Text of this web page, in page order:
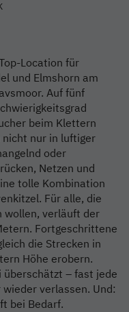
Location für
und Elmshorn am
Auf fünf
beim Klettern
nicht nur in luftiger
oder
Netzen und
tolle Kombination
Für alle, die
wollen, verläuft der
Fortgeschrittene
die Strecken in
Höhe erobern.
überschätzt – fast jede
verlassen. Und:
bei Bedarf.